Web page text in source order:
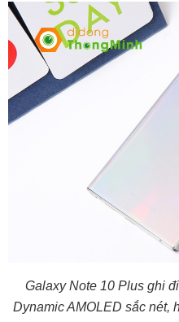
Galaxy Note 10 Plus ghi
Dynamic AMOLED sắc nét,